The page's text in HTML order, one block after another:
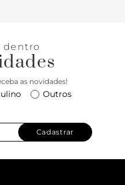
deixa o calce
per-fei-ta para
piscina ou festa na praia.
dentro
as novidades!
Outros
Cadastrar